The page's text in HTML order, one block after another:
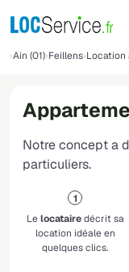
Ain (01) Feillens
Notre concept a
particuliers.
Lelocatairedécrit sa
location idéale en
quelques clics.